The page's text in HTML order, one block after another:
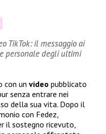
TikTok: il messaggio ai
personale degli ultimi
con un video pubblicato
senza entrare nei
della sua vita. Dopo il
con Fedez,
il sostegno ricevuto,